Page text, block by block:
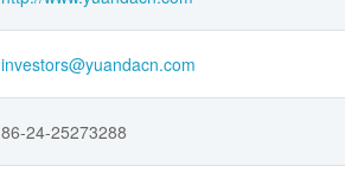
investors@yuandacn.com
86-24-25273288